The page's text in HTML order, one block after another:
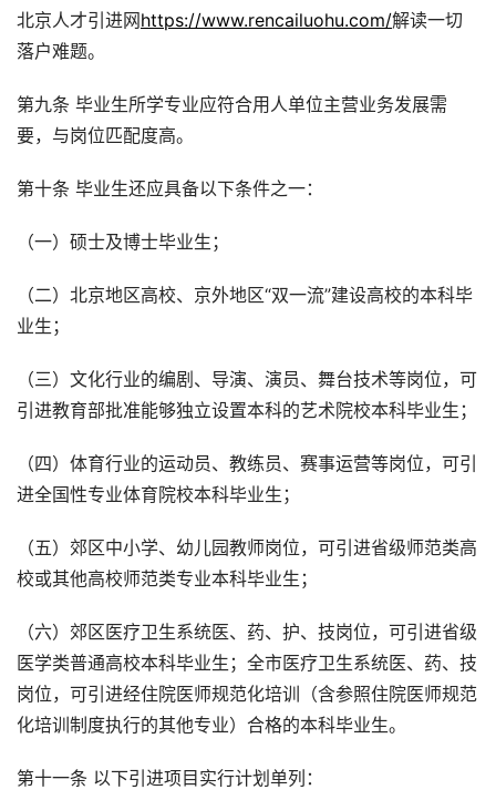
北京人才引进网https://www.rencailuohu.com/解读一切
落户难题。
第九条 毕业生所学专业应符合用人单位主营业务发展需
要，与岗位匹配度高。
第十条 毕业生还应具备以下条件之一：
（一）硕士及博士毕业生；
（二）北京地区高校、京外地区“双一流”建设高校的本科毕
业生；
（三）文化行业的编剧、导演、演员、舞台技术等岗位，可
引进教育部批准能够独立设置本科的艺术院校本科毕业生；
（四）体育行业的运动员、教练员、赛事运营等岗位，可引
进全国性专业体育院校本科毕业生；
（五）郊区中小学、幼儿园教师岗位，可引进省级师范类高
校或其他高校师范类专业本科毕业生；
（六）郊区医疗卫生系统医、药、护、技岗位，可引进省级
医学类普通高校本科毕业生；全市医疗卫生系统医、药、技
岗位，可引进经住院医师规范化培训（含参照住院医师规范
化培训制度执行的其他专业）合格的本科毕业生。
第十一条 以下引进项目实行计划单列：